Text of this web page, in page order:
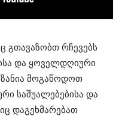
გთავაზობთ რჩევებს
და ყოველდღიური
მოგაწოდოთ
საშუალებებისა და
დაგეხმარებათ